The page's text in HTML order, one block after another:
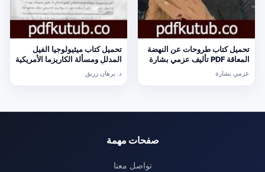
تحميل كتاب طروحات عن النهضة
المعاقة PDF تأليف عزمي بشارة
مجانا [كامل]
عزمي بشارة
تحميل كتاب ميثيولوجيا الفيل
المدلل ومسألة الكاريزما الأمريكية
PDF تأليف د. برهان زريق مجانا
[كامل]
د. برهان زريق
صفحات مهمة
تواصل معنا